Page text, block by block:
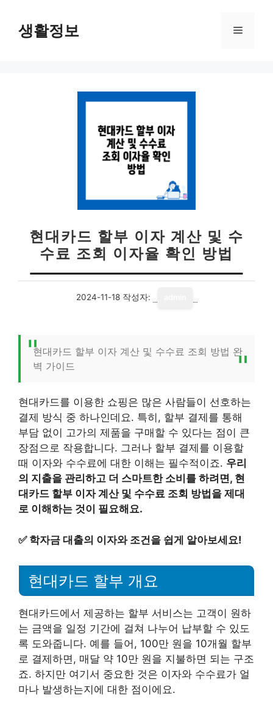
생활정보 메
현대카드 할부 이자 계산 및 수
수료 조회 이자율 확인 방법
2024-11-18 작성자:
현대카드 할부 이자 계산 및 수수료 조회 방법 완
벽 가이드
현대카드를 이용한 쇼핑은 많은 사람들이 선호하는
결제 방식 중 하나인데요. 특히, 할부 결제를 통해
부담 없이 고가의 제품을 구매할 수 있다는 점이 큰
장점으로 작용합니다. 그러나 할부 결제를 이용할
때 이자와 수수료에 대한 이해는 필수적이죠. 우리
의 지출을 관리하고 더 스마트한 소비를 하려면, 현
대카드 할부 이자 계산 및 수수료 조회 방법을 제대
로 이해하는 것이 필요해요.
✅ 학자금 대출의 이자와 조건을 쉽게 알아보세요!
현대카드 할부 개요
현대카드에서 제공하는 할부 서비스는 고객이 원하
는 금액을 일정 기간에 걸쳐 나누어 납부할 수 있도
록 도와줍니다. 예를 들어, 100만 원을 10개월 할부
로 결제하면, 매달 약 10만 원을 지불하면 되는 구조
죠. 하지만 여기서 중요한 것은 이자와 수수료가 얼
마나 발생하는지에 대한 점이에요.